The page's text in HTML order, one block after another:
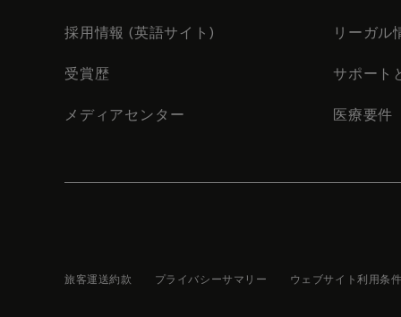
採用情報 (英語サイト)
受賞歴
メディアセンター
リーガル
サポート
医療要件
旅客運送約款 プライバシーサマリー ウェブサイト利用条